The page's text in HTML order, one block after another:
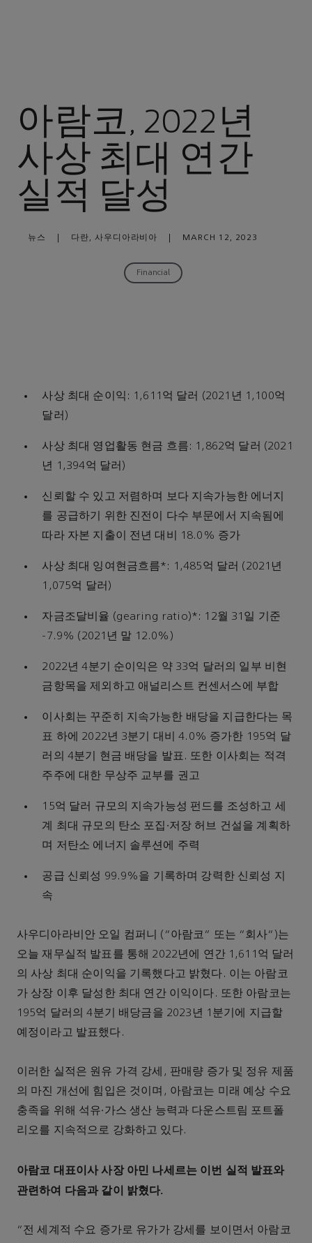
아람코, 2022년
사상 최대 연간
실적 달성
뉴스 다란, 사우디아라비아 MARCH 12, 2023
Financial
사상 최대 순이익: 1,611억 달러 (2021년 1,100억
달러)
사상 최대 영업활동 현금 흐름: 1,862억 달러 (2021
년 1,394억 달러)
신뢰할 수 있고 저렴하며 보다 지속가능한 에너지
를 공급하기 위한 진전이 다수 부문에서 지속됨에
따라 자본 지출이 전년 대비 18.0% 증가
사상 최대 잉여현금흐름*: 1,485억 달러 (2021년
1,075억 달러)
자금조달비율 (gearing ratio)*: 12월 31일 기준
-7.9% (2021년 말 12.0%)
2022년 4분기 순이익은 약 33억 달러의 일부 비현
금항목을 제외하고 애널리스트 컨센서스에 부합
이사회는 꾸준히 지속가능한 배당을 지급한다는 목
표 하에 2022년 3분기 대비 4.0% 증가한 195억 달
러의 4분기 현금 배당을 발표. 또한 이사회는 적격
주주에 대한 무상주 교부를 권고
15억 달러 규모의 지속가능성 펀드를 조성하고 세
계 최대 규모의 탄소 포집∙저장 허브 건설을 계획하
며 저탄소 에너지 솔루션에 주력
공급 신뢰성 99.9%을 기록하며 강력한 신뢰성 지
속
사우디아라비안 오일 컴퍼니 (“아람코” 또는 “회사”)는
오늘 재무실적 발표를 통해 2022년에 연간 1,611억 달러
의 사상 최대 순이익을 기록했다고 밝혔다. 이는 아람코
가 상장 이후 달성한 최대 연간 이익이다. 또한 아람코는
195억 달러의 4분기 배당금을 2023년 1분기에 지급할
예정이라고 발표했다.
이러한 실적은 원유 가격 강세, 판매량 증가 및 정유 제품
의 마진 개선에 힘입은 것이며, 아람코는 미래 예상 수요
충족을 위해 석유∙가스 생산 능력과 다운스트림 포트폴
리오를 지속적으로 강화하고 있다.
아람코 대표이사 사장 아민 나세르는 이번 실적 발표와
관련하여 다음과 같이 밝혔다.
“전 세계적 수요 증가로 유가가 강세를 보이면서 아람코